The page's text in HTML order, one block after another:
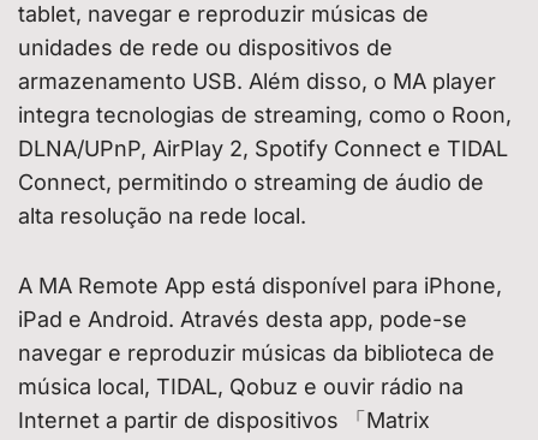
tablet, navegar e reproduzir músicas de
unidades de rede ou dispositivos de
armazenamento USB. Além disso, o MA player
integra tecnologias de streaming, como o Roon,
DLNA/UPnP, AirPlay 2, Spotify Connect e TIDAL
Connect, permitindo o streaming de áudio de
alta resolução na rede local.
A MA Remote App está disponível para iPhone,
iPad e Android. Através desta app, pode-se
navegar e reproduzir músicas da biblioteca de
música local, TIDAL, Qobuz e ouvir rádio na
Internet a partir de dispositivos 「Matrix